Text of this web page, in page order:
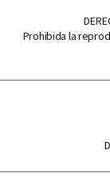
Prohibida la